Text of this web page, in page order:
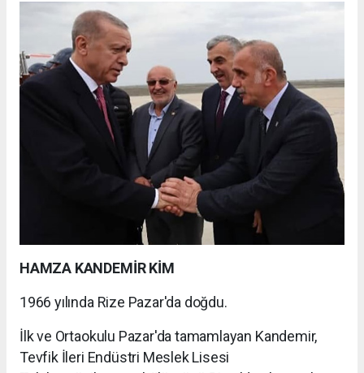
HAMZA KANDEMİR KİM
1966 yılında Rize Pazar'da doğdu.
İlk ve Ortaokulu Pazar'da tamamlayan Kandemir,
Tevfik İleri Endüstri Meslek Lisesi